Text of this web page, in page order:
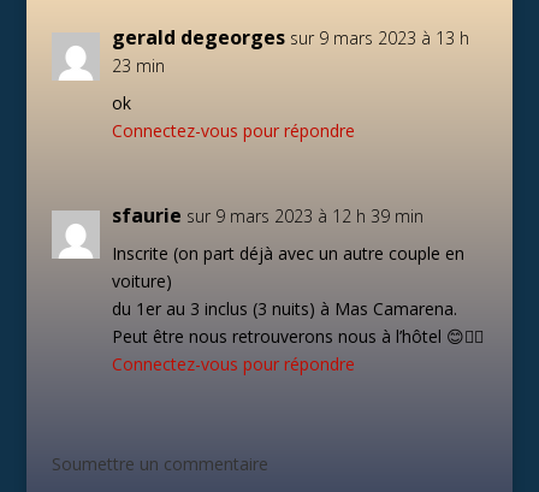
gerald degeorges sur 9 mars 2023 à 13 h
23 min
ok
Connectez-vous pour répondre
sfaurie sur 9 mars 2023 à 12 h 39 min
Inscrite (on part déjà avec un autre couple en
voiture)
du 1er au 3 inclus (3 nuits) à Mas Camarena.
Peut être nous retrouverons nous à l’hôtel 😊👍🏼
Connectez-vous pour répondre
Soumettre un commentaire